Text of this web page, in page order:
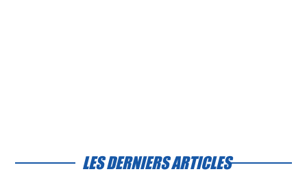
LES DERNIERS ARTICLES